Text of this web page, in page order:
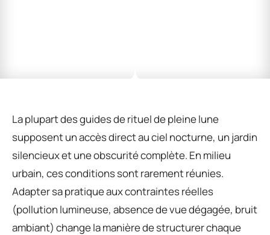
La plupart des guides de rituel de pleine lune
supposent un accès direct au ciel nocturne, un jardin
silencieux et une obscurité complète. En milieu
urbain, ces conditions sont rarement réunies.
Adapter sa pratique aux contraintes réelles
(pollution lumineuse, absence de vue dégagée, bruit
ambiant) change la manière de structurer chaque